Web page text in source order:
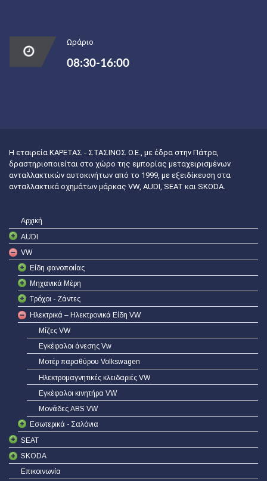
Ωράριο
08:30-16:00
Η εταιρεία ΚΑΡΕΤΑΣ - ΣΤΑΣΙΝΟΣ Ο.Ε., με έδρα στην Πάτρα,
δραστηριοποιείται στο χώρο της εμπορίας μεταχειρισμένων
ανταλλακτικών αυτοκινήτων από το 1999, με εξειδίκευση στα
ανταλλακτικά οχημάτων μάρκας VW, AUDI, SEAT και SKODA.
Αρχική
AUDI
VW
Είδη φανοποιίας
Μηχανικά Μέρη
Τρόχοι - Ζάντες
Ηλεκτρικά – Ηλεκτρονικά Είδη VW
Μίζες VW
Εγκέφαλοι άνεσης Vw
Μοτέρ παραθύρου Volkswagen
Ηλεκτρομαγνητικές κλειδαριές VW
Εγκέφαλοι κινητήρα VW
Μονάδες ABS VW
Εσωτερικά - Σαλόνια
SEAT
SKODA
Επικοινωνία